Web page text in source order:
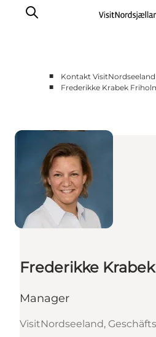
■
Kontakt VisitNordseeland
■
Frederikke Krabek
Frederikke
Manager
VisitNordseeland,